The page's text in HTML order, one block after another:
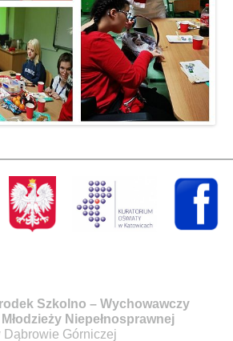
Szkolno – Wychowawczy
Niepełnosprawnej
Dąbrowie Górniczej